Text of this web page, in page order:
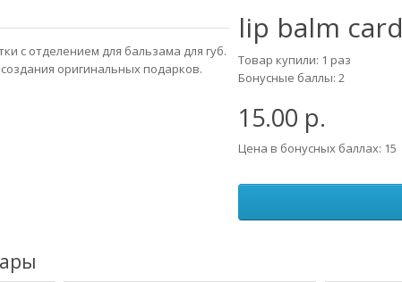
с отделением для бальзама для губ.
оригинальных подарков.
lip balm card
Товар купили: 1 раз
Бонусные баллы: 2
15.00 р.
Цена в бонусных баллах: 15